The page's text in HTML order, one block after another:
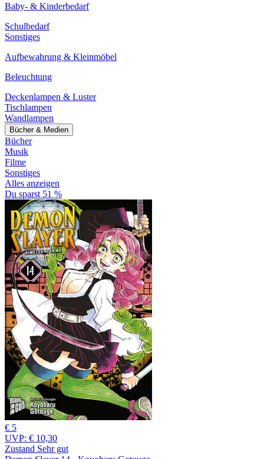
Baby- & Kinderbedarf
Schulbedarf
Sonstiges
Aufbewahrung & Kleinmöbel
Beleuchtung
Deckenlampen & Luster
Tischlampen
Wandlampen
Bücher & Medien
Bücher
Musik
Filme
Sonstiges
Alles anzeigen
Du sparst 51 %
€ 5
UVP: € 10,30
Zustand Sehr gut